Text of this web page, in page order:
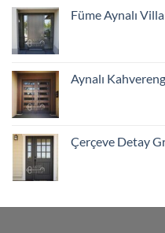
Füme Aynalı
Aynalı
Çerçeve Detay